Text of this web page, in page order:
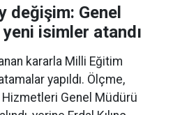
değişim: Genel
isimler atandı
kararla Milli Eğitim
yapıldı. Ölçme,
Hizmetleri Genel Müdürü